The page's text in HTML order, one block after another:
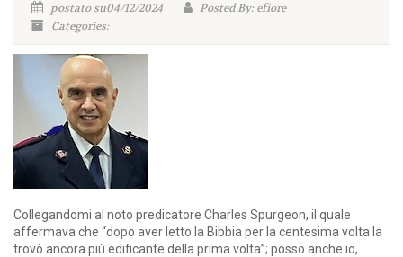
postato su04/12/2024
Posted By: efiore
Categories:
Collegandomi al noto predicatore Charles Spurgeon, il quale
affermava che “dopo aver letto la Bibbia per la centesima volta la
trovò ancora più edificante della prima volta”; posso anche io,